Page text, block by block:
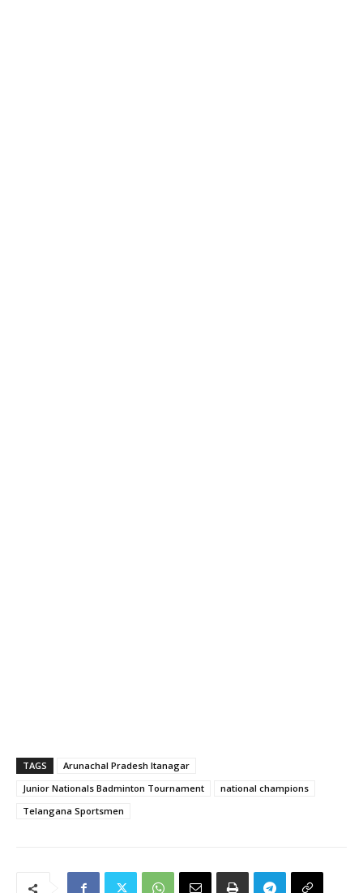
TAGS
Arunachal Pradesh Itanagar
Junior Nationals Badminton Tournament
national champions
Telangana Sportsmen